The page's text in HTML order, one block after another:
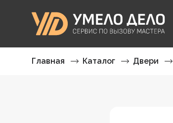
Главная Каталог Двери